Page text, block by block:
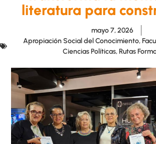
literatura para
mayo 7, 2026
Apropiación Social del Conocimiento,
Ciencias Políticas,Rutas